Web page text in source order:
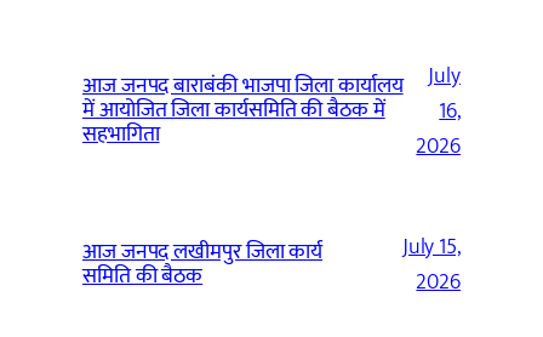
आज जनपद बाराबंकी भाजपा जिला कार्यालय
में आयोजित जिला कार्यसमिति की बैठक में
सहभागिता
July
16,
2026
आज जनपद लखीमपुर जिला कार्य
समिति की बैठक
July 15,
2026